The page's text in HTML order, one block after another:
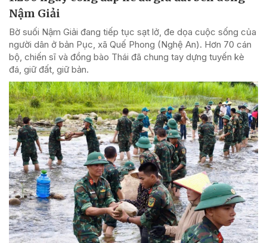
Nậm Giải
Bờ suối Nậm Giải đang tiếp tục sạt lở, đe dọa cuộc sống của
người dân ở bản Pục, xã Quế Phong (Nghệ An). Hơn 70 cán
bộ, chiến sĩ và đồng bào Thái đã chung tay dựng tuyến kè
đá, giữ đất, giữ bản.